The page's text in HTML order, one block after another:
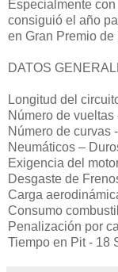
Especialmente
consiguió el año
en Gran Premio de
DATOS
Longitud del
Número de vueltas
Número de curvas
Neumáticos –
Exigencia del
Desgaste de
Carga
Consumo
Penalización por
Tiempo en Pit - 18